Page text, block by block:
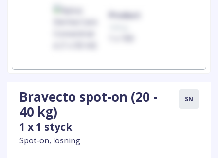
Product
Bravecto spot-on (20 -
40 kg)
1 x 1 styck
Spot-on, lösning
SN